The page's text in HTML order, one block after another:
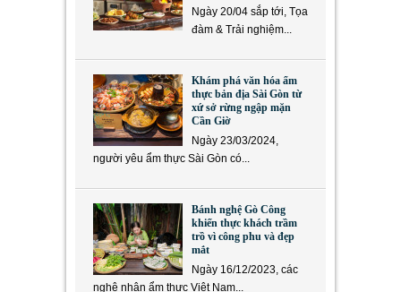
Ngày 20/04 sắp tới, Tọa
đàm & Trải nghiệm...
Khám phá văn hóa ẩm
thực bản địa Sài Gòn từ
xứ sở rừng ngập mặn
Cần Giờ
Ngày 23/03/2024,
người yêu ẩm thực Sài Gòn có...
Bánh nghệ Gò Công
khiến thực khách trầm
trồ vì công phu và đẹp
mắt
Ngày 16/12/2023, các
nghệ nhân ẩm thực Việt Nam...